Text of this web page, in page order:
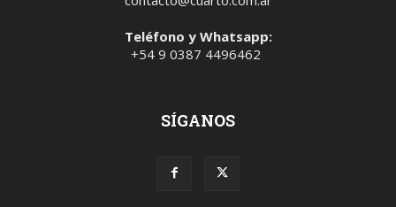
Teléfono y Whatsapp:
+54 9 0387 4496462
SÍGANOS